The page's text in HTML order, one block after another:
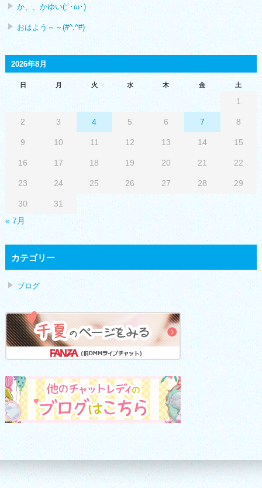
か、、かゆい(;´･ω･)
おはよう～～(#^.^#)
2026年8月
日 月 火 水 木 金 土
« 7月
1
2 3 4 5 6 7 8
9 10 11 12 13 14 15
16 17 18 19 20 21 22
23 24 25 26 27 28 29
30 31
カテゴリー
ブログ